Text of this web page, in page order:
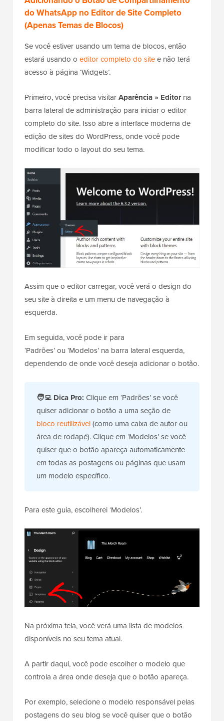
do WhatsApp no Editor de Site Completo
(Apenas Temas de Blocos)
Se você estiver usando um tema de blocos, então
estará usando o editor completo do sitee não terá
acesso à página ‘Widgets’.
Primeiro, você precisa visitarAparência » Editorna
barra lateral de administração para iniciar o editor
completo do site. Isso abre a interface moderna de
edição de sites do WordPress, onde você pode
modificar todo o layout do seu tema.
Assim que o editor carregar, você verá o design do
seu site à direita e um menu de navegação à
esquerda.
Em seguida, você pode ir para
‘Padrões’ ou ‘Modelos’ na barra lateral esquerda,
dependendo de onde você deseja adicionar o botão.
🧑‍💻 Dica Pro: Clique em ‘Padrões’ se você
quiser adicionar o botão a uma seção de
bloco reutilizável(como uma caixa de autor ou
área de rodapé). Clique em ‘Modelos’ se você
quiser que o botão apareça automaticamente
em todas as postagens ou páginas que usam
um modelo específico.
Para este guia, escolherei ‘Modelos’.
Na próxima tela, você verá uma lista de modelos
disponíveis no seu tema atual.
A partir daqui, você pode escolher o modelo que
controla a área onde deseja que o botão apareça.
Por exemplo, selecione o modelo responsável pelas
postagens do seu blog se você quiser que o botão